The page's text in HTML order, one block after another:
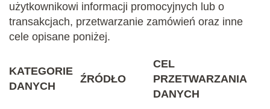
użytkownikowi informacji promocyjnych lub o
transakcjach, przetwarzanie zamówień oraz inne
cele opisane poniżej.
KATEGORIE
DANYCH
ŹRÓDŁO
CEL
PRZETWARZANIA
DANYCH